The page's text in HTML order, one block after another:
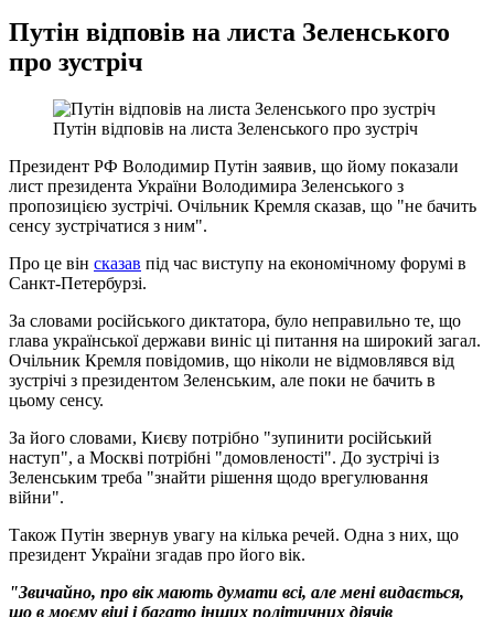
Путін відповів на листа Зеленського
про зустріч
Путін відповів на листа Зеленського про зустріч
Президент РФ Володимир Путін заявив, що йому показали
лист президента України Володимира Зеленського з
пропозицією зустрічі. Очільник Кремля сказав, що "не бачить
сенсу зустрічатися з ним".
Про це він сказав під час виступу на економічному форумі в
Санкт-Петербурзі.
За словами російського диктатора, було неправильно те, що
глава української держави виніс ці питання на широкий загал.
Очільник Кремля повідомив, що ніколи не відмовлявся від
зустрічі з президентом Зеленським, але поки не бачить в
цьому сенсу.
За його словами, Києву потрібно "зупинити російський
наступ", а Москві потрібні "домовленості". До зустрічі із
Зеленським треба "знайти рішення щодо врегулювання
війни".
Також Путін звернув увагу на кілька речей. Одна з них, що
президент України згадав про його вік.
"Звичайно, про вік мають думати всі, але мені видається,
що в моєму віці і багато інших політичних діячів